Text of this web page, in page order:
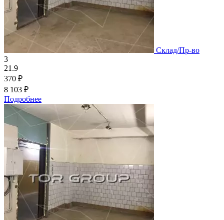
Склад/Пр-во
3
21.9
370 ₽
8 103 ₽
Подробнее